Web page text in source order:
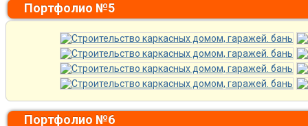
Портфолио №5
Портфолио №6